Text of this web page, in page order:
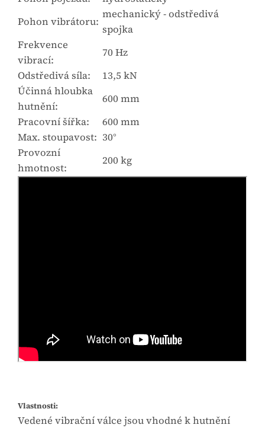
Pohon vibrátoru:
mechanický - odstředivá
spojka
Frekvence
vibrací:
70 Hz
Odstředivá síla:
13,5 kN
Účinná hloubka
hutnění:
600 mm
Pracovní šířka:
600 mm
Max. stoupavost: 30°
Provozní
hmotnost:
200 kg
Vlastnosti:
Vedené vibrační válce jsou vhodné k hutnění